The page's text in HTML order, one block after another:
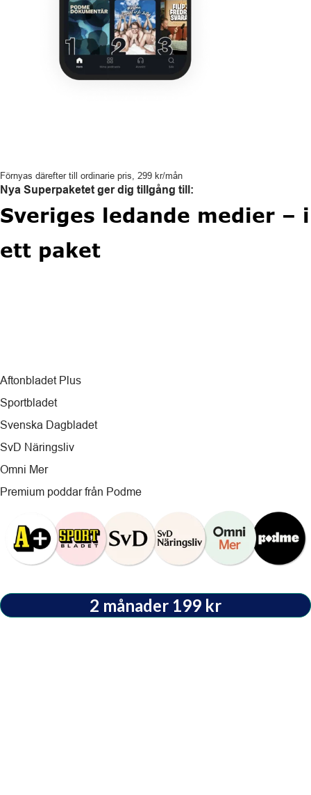
Förnyas därefter till ordinarie pris, 299 kr/mån
Nya Superpaketet ger dig tillgång till:
Sveriges ledande medier – i
ett paket
Aftonbladet Plus
Sportbladet
Svenska Dagbladet
SvD Näringsliv
Omni Mer
Premium poddar från Podme
2 månader 199 kr